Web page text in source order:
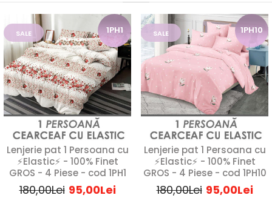
180,00Lei 89,00Lei
Lenjerie de Pat 1 Persoană Finet Gros – 4 PieseVă prezentăm
o lenjerie de pat pentru o persoană, rea..
1P14
SALE
1PH1
SALE
Lenjerie pat 1 Persoana cu
⚡Elastic⚡ - 100% Finet
GROS - 4 Piese - cod 1PH1
180,00Lei 95,00Lei
1PH10
SALE
Lenjerie pat 1 Persoana cu
⚡Elastic⚡ - 100% Finet
GROS - 4 Piese - cod 1PH10
180,00Lei 95,00Lei